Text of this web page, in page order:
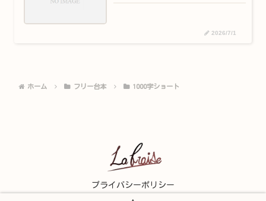
2026/7/1
ホーム フリー台本 1000字ショート
プライバシーポリシー